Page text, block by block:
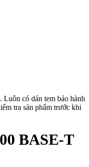
Luôn có dán tem bảo hành
tra sản phẩm trước khi
BASE-T